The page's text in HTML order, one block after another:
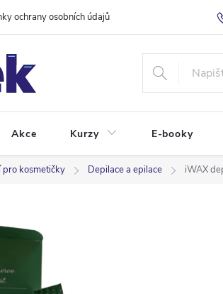
ochrany osobních údajů
Akce Kurzy E-booky
kosmetičky Depilace a epilace iWAX